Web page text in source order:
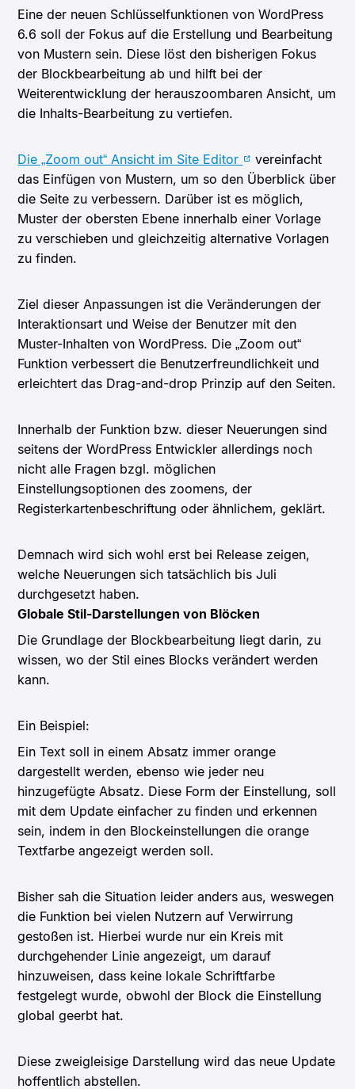
Eine der neuen Schlüsselfunktionen von WordPress
6.6 soll der Fokus auf die Erstellung und Bearbeitung
von Mustern sein. Diese löst den bisherigen Fokus
der Blockbearbeitung ab und hilft bei der
Weiterentwicklung der herauszoombaren Ansicht, um
die Inhalts-Bearbeitung zu vertiefen.
Die „Zoom out“ Ansicht im Site Editor
vereinfacht
das Einfügen von Mustern, um so den Überblick über
die Seite zu verbessern. Darüber ist es möglich,
Muster der obersten Ebene innerhalb einer Vorlage
zu verschieben und gleichzeitig alternative Vorlagen
zu finden.
Ziel dieser Anpassungen ist die Veränderungen der
Interaktionsart und Weise der Benutzer mit den
Muster-Inhalten von WordPress. Die „Zoom out“
Funktion verbessert die Benutzerfreundlichkeit und
erleichtert das Drag-and-drop Prinzip auf den Seiten.
Innerhalb der Funktion bzw. dieser Neuerungen sind
seitens der WordPress Entwickler allerdings noch
nicht alle Fragen bzgl. möglichen
Einstellungsoptionen des zoomens, der
Registerkartenbeschriftung oder ähnlichem, geklärt.
Demnach wird sich wohl erst bei Release zeigen,
welche Neuerungen sich tatsächlich bis Juli
durchgesetzt haben.
Globale Stil-Darstellungen von Blöcken
Die Grundlage der Blockbearbeitung liegt darin, zu
wissen, wo der Stil eines Blocks verändert werden
kann.
Ein Beispiel:
Ein Text soll in einem Absatz immer orange
dargestellt werden, ebenso wie jeder neu
hinzugefügte Absatz. Diese Form der Einstellung, soll
mit dem Update einfacher zu finden und erkennen
sein, indem in den Blockeinstellungen die orange
Textfarbe angezeigt werden soll.
Bisher sah die Situation leider anders aus, weswegen
die Funktion bei vielen Nutzern auf Verwirrung
gestoßen ist. Hierbei wurde nur ein Kreis mit
durchgehender Linie angezeigt, um darauf
hinzuweisen, dass keine lokale Schriftfarbe
festgelegt wurde, obwohl der Block die Einstellung
global geerbt hat.
Diese zweigleisige Darstellung wird das neue Update
hoffentlich abstellen.